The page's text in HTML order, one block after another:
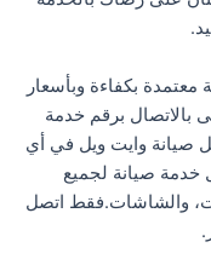
بكفاءة وبأسعار
بالاتصال برقم خدمة
صيانة وايت ويل في أي
صيانة لجميع
والشاشات.فقط اتصل